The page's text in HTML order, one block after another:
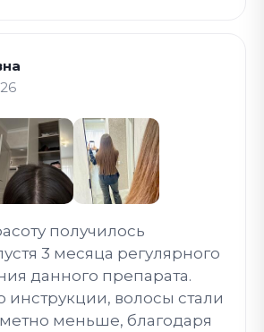
получилось
3 месяца регулярного
данного препарата.
инструкции, волосы стали
меньше, благодаря